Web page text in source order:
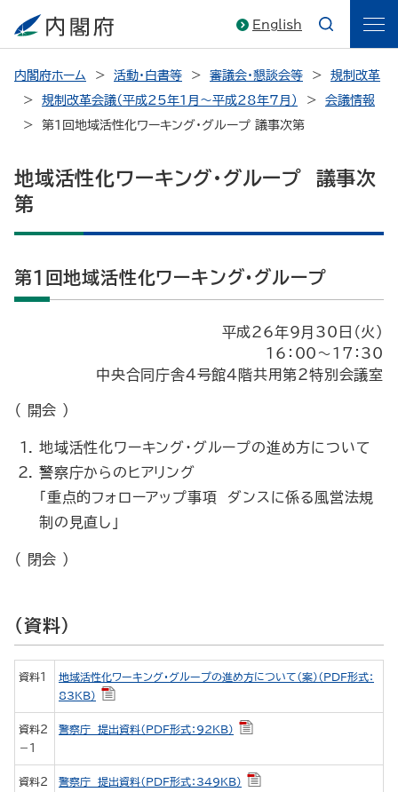
English
内閣府ホーム 活動・白書等 審議会・懇談会等
規制改革
規制改革会議（平成25年1月～平成28年7月）
会議情報
第１回地域活性化ワーキング・グループ 議事次第
地域活性化ワーキング・グループ 議事次
第
第１回地域活性化ワーキング・グループ
平成26年9月30日（火）
16：00～17：30
中央合同庁舎４号館４階共用第２特別会議室
（ 開会 ）
地域活性化ワーキング・グループの進め方について
警察庁からのヒアリング
「重点的フォローアップ事項 ダンスに係る風営法規
制の見直し」
（ 閉会 ）
（資料）
資料１
地域活性化ワーキング・グループの進め方について（案）（PDF形式：
83KB）
資料２
－１
警察庁 提出資料（PDF形式：92KB）
資料２
警察庁 提出資料（PDF形式：349KB）